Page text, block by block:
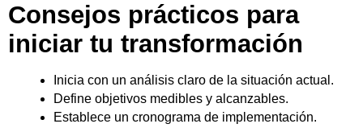
Consejos prácticos para
iniciar tu transformación
Inicia con un análisis claro de la situación actual.
Define objetivos medibles y alcanzables.
Establece un cronograma de implementación.